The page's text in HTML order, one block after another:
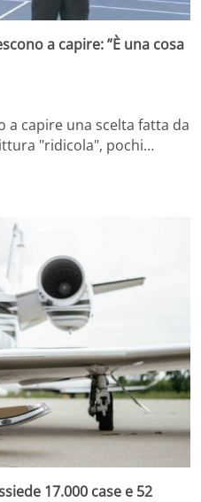
a capire: ”È una cosa
capire una scelta fatta da
"ridicola", pochi…
17.000 case e 52